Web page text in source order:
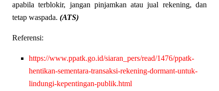
apabila terblokir, jangan pinjamkan atau jual rekening, dan
tetap waspada. (ATS)
Referensi:
https://www.ppatk.go.id/siaran_pers/read/1476/ppatk-
hentikan-sementara-transaksi-rekening-dormant-untuk-
lindungi-kepentingan-publik.html